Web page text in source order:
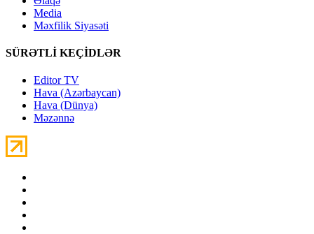
Media
Məxfilik Siyasəti
SÜRƏTLİ KEÇİDLƏR
Editor TV
Hava (Azərbaycan)
Hava (Dünya)
Məzənnə